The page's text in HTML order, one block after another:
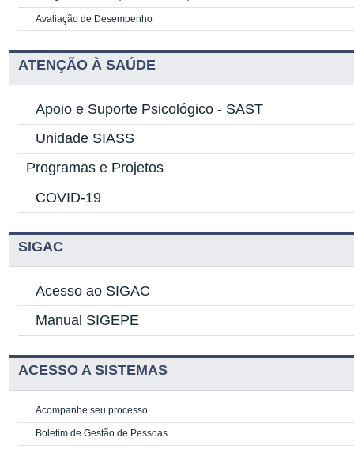
Avaliação de Desempenho
ATENÇÃO À SAÚDE
Apoio e Suporte Psicológico - SAST
Unidade SIASS
Programas e Projetos
COVID-19
SIGAC
Acesso ao SIGAC
Manual SIGEPE
ACESSO A SISTEMAS
Acompanhe seu processo
Boletim de Gestão de Pessoas